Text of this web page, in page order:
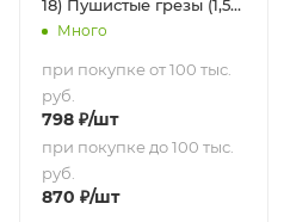
18) Пушистые грезы (1,5-
сп.)Много
при покупке от 100 тыс.
руб.
798 ₽/шт
при покупке до 100 тыс.
руб.
870 ₽/шт